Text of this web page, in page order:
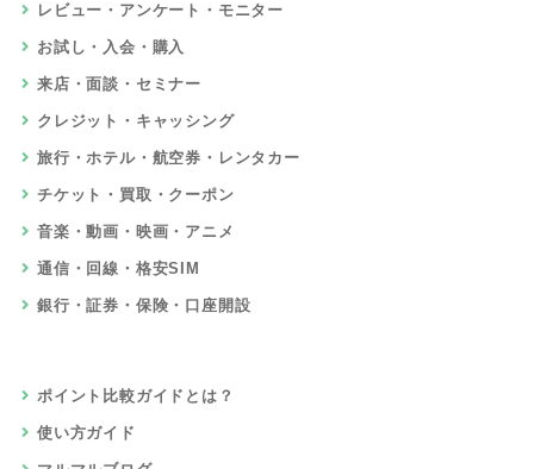
レビュー・アンケート・モニター
お試し・入会・購入
来店・面談・セミナー
クレジット・キャッシング
旅行・ホテル・航空券・レンタカー
チケット・買取・クーポン
音楽・動画・映画・アニメ
通信・回線・格安SIM
銀行・証券・保険・口座開設
ポイント比較ガイドとは？
使い方ガイド